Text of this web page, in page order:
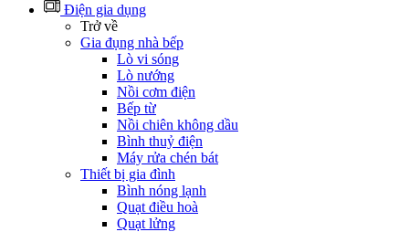
Điện gia dụng
Trở về
Gia đụng nhà bếp
Lò vi sóng
Lò nướng
Nồi cơm điện
Bếp từ
Nồi chiên không dầu
Bình thuỷ điện
Máy rửa chén bát
Thiết bị gia đình
Bình nóng lạnh
Quạt điều hoà
Quạt lửng